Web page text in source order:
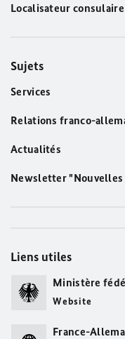
Localisateur
Sujets
Services
Relations franco-
Actualités
Newsletter
Liens utiles
Ministère
Website
France-